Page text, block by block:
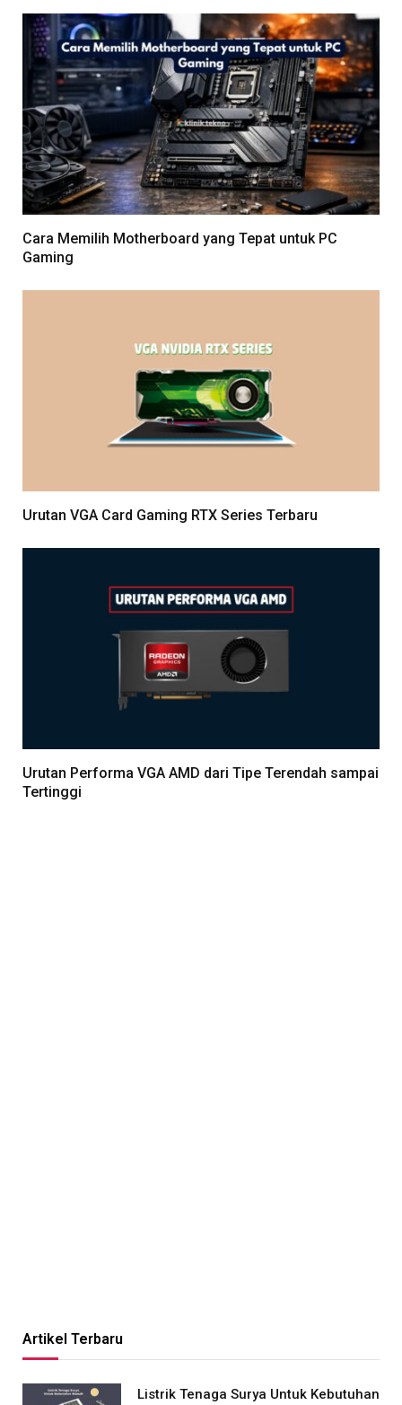
Cara Memilih Motherboard yang Tepat untuk PC
Gaming
Urutan VGA Card Gaming RTX Series Terbaru
Urutan Performa VGA AMD dari Tipe Terendah sampai
Tertinggi
Artikel Terbaru
Listrik Tenaga Surya Untuk Kebutuhan